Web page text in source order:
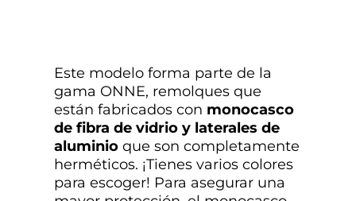
Este modelo forma parte de la
gama ONNE, remolques que
están fabricados con monocasco
de fibra de vidrio y laterales de
aluminio que son completamente
herméticos. ¡Tienes varios colores
para escoger! Para asegurar una